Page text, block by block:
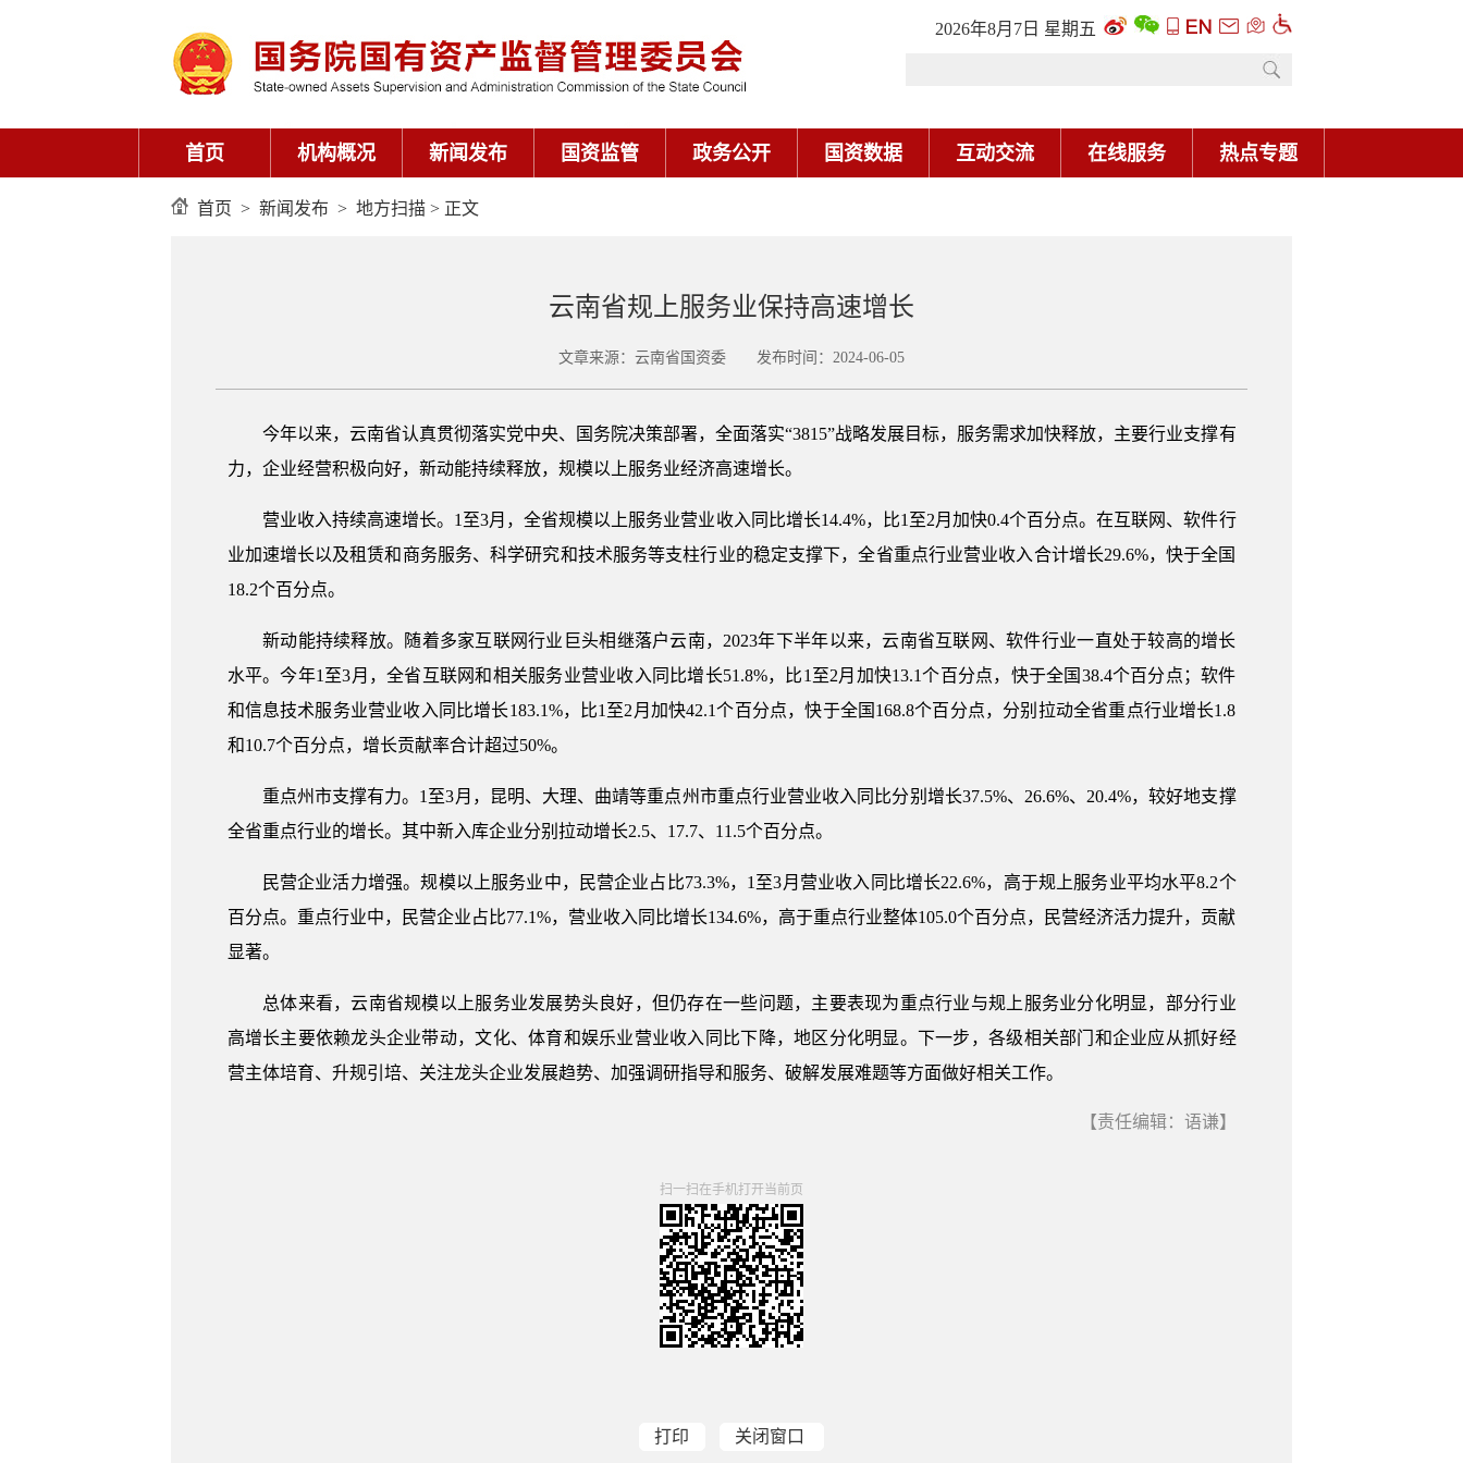
2026年8月7日 星期五
首页 机构概况 新闻发布 国资监管 政务公开 国资数据 互动交流 在线服务 热点专题
首页 > 新闻发布 > 地方扫描 > 正文
云南省规上服务业保持高速增长
文章来源：云南省国资委 发布时间：2024-06-05
今年以来，云南省认真贯彻落实党中央、国务院决策部署，全面落实“3815”战略发展目标，服务需求加快释放，主要行业支撑有
力，企业经营积极向好，新动能持续释放，规模以上服务业经济高速增长。
营业收入持续高速增长。1至3月，全省规模以上服务业营业收入同比增长14.4%，比1至2月加快0.4个百分点。在互联网、软件行
业加速增长以及租赁和商务服务、科学研究和技术服务等支柱行业的稳定支撑下，全省重点行业营业收入合计增长29.6%，快于全国
18.2个百分点。
新动能持续释放。随着多家互联网行业巨头相继落户云南，2023年下半年以来，云南省互联网、软件行业一直处于较高的增长
水平。今年1至3月，全省互联网和相关服务业营业收入同比增长51.8%，比1至2月加快13.1个百分点，快于全国38.4个百分点；软件
和信息技术服务业营业收入同比增长183.1%，比1至2月加快42.1个百分点，快于全国168.8个百分点，分别拉动全省重点行业增长1.8
和10.7个百分点，增长贡献率合计超过50%。
重点州市支撑有力。1至3月，昆明、大理、曲靖等重点州市重点行业营业收入同比分别增长37.5%、26.6%、20.4%，较好地支撑
全省重点行业的增长。其中新入库企业分别拉动增长2.5、17.7、11.5个百分点。
民营企业活力增强。规模以上服务业中，民营企业占比73.3%，1至3月营业收入同比增长22.6%，高于规上服务业平均水平8.2个
百分点。重点行业中，民营企业占比77.1%，营业收入同比增长134.6%，高于重点行业整体105.0个百分点，民营经济活力提升，贡献
显著。
总体来看，云南省规模以上服务业发展势头良好，但仍存在一些问题，主要表现为重点行业与规上服务业分化明显，部分行业
高增长主要依赖龙头企业带动，文化、体育和娱乐业营业收入同比下降，地区分化明显。下一步，各级相关部门和企业应从抓好经
营主体培育、升规引培、关注龙头企业发展趋势、加强调研指导和服务、破解发展难题等方面做好相关工作。
【责任编辑：语谦】
扫一扫在手机打开当前页
打印 关闭窗口